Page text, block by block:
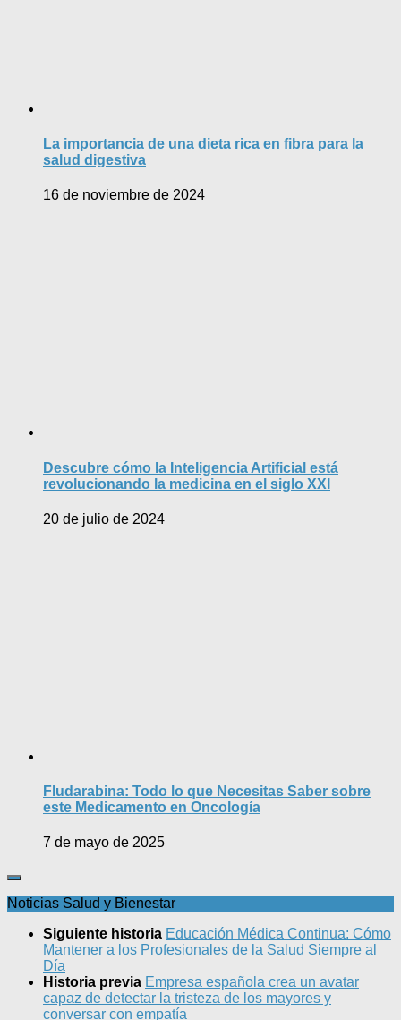
La importancia de una dieta rica en fibra para la
salud digestiva
16 de noviembre de 2024
Descubre cómo la Inteligencia Artificial está
revolucionando la medicina en el siglo XXI
20 de julio de 2024
Fludarabina: Todo lo que Necesitas Saber sobre
este Medicamento en Oncología
7 de mayo de 2025
Noticias Salud y Bienestar
Siguiente historia Educación Médica Continua: Cómo
Mantener a los Profesionales de la Salud Siempre al
Día
Historia previa Empresa española crea un avatar
capaz de detectar la tristeza de los mayores y
conversar con empatía